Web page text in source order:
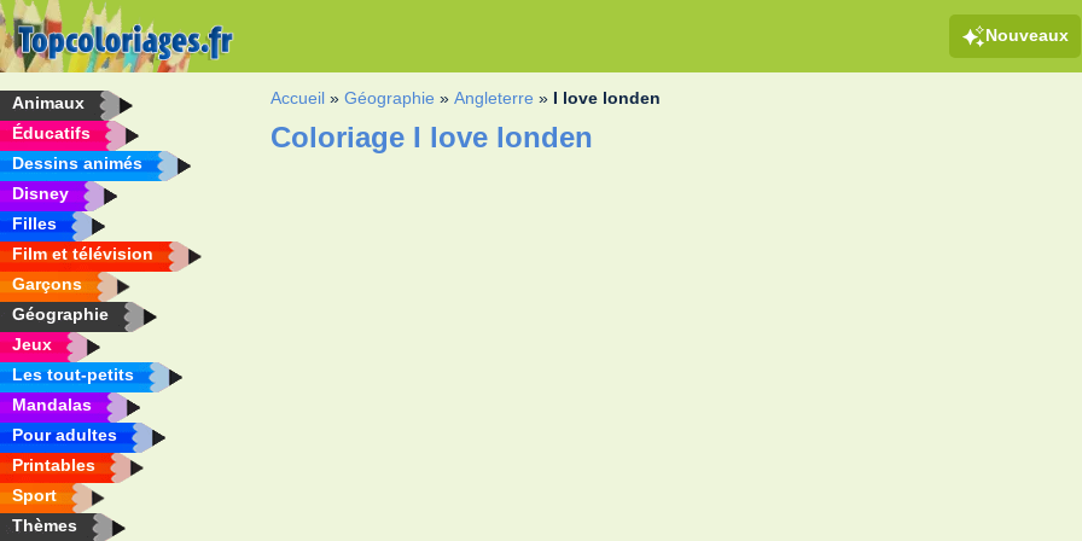
Nouveaux
Animaux
Éducatifs
Dessins animés
Disney
Filles
Film et télévision
Garçons
Géographie
Jeux
Les tout-petits
Mandalas
Pour adultes
Printables
Sport
Thèmes
Accueil »Géographie »Angleterre » I love londen
Coloriage I love londen